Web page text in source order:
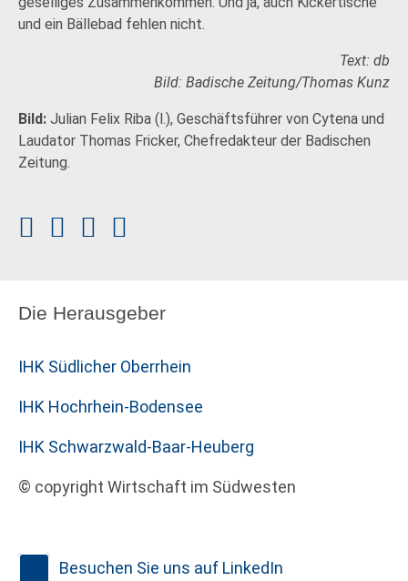
und ein Bällebad fehlen nicht.
Text: db
Bild: Badische Zeitung/Thomas Kunz
Bild: Julian Felix Riba (l.), Geschäftsführer von Cytena und
­Laudator Thomas Fricker, Chefredakteur der Badischen
Zeitung.
Die Herausgeber
IHK Südlicher Oberrhein
IHK Hochrhein-Bodensee
IHK Schwarzwald-Baar-Heuberg
© copyright Wirtschaft im Südwesten
Besuchen Sie uns auf LinkedIn